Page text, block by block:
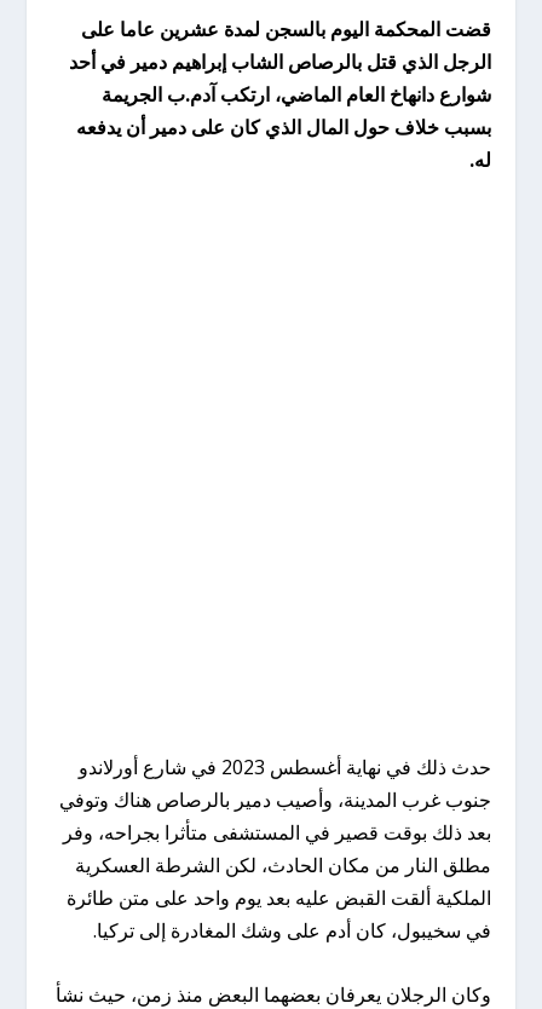
قضت المحكمة اليوم بالسجن لمدة عشرين عاما على
الرجل الذي قتل بالرصاص الشاب إبراهيم دمير في أحد
شوارع دانهاخ العام الماضي، ارتكب آدم.ب الجريمة
بسبب خلاف حول المال الذي كان على دمير أن يدفعه
له.
حدث ذلك في نهاية أغسطس 2023 في شارع أورلاندو
جنوب غرب المدينة، وأصيب دمير بالرصاص هناك وتوفي
بعد ذلك بوقت قصير في المستشفى متأثرا بجراحه، وفر
مطلق النار من مكان الحادث، لكن الشرطة العسكرية
الملكية ألقت القبض عليه بعد يوم واحد على متن طائرة
في سخيبول، كان أدم على وشك المغادرة إلى تركيا.
وكان الرجلان يعرفان بعضهما البعض منذ زمن، حيث نشأ